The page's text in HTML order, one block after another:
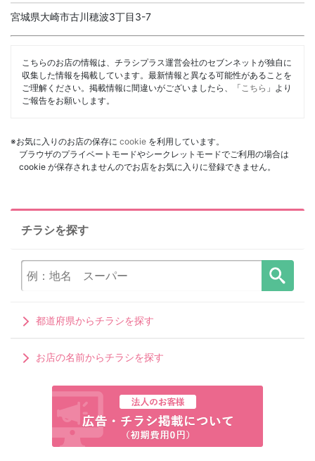
宮城県大崎市古川穂波3丁目3-7
こちらのお店の情報は、チラシプラス運営会社のセブンネットが独自に
収集した情報を掲載しています。最新情報と異なる可能性があることを
ご理解ください。掲載情報に間違いがございましたら、「 こちら 」より
ご報告をお願いします。
※お気に入りのお店の保存に cookie を利用しています。
ブラウザのプライベートモードやシークレットモードでご利用の場合は
cookie が保存されませんのでお店をお気に入りに登録できません。
チラシを探す
都道府県からチラシを探す
お店の名前からチラシを探す